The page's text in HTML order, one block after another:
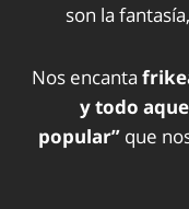
son la
Nos encanta
y todo
popular” que